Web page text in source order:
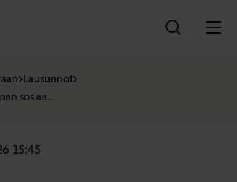
Lausunnot
sosiaa…
15:45